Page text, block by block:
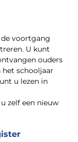
voortgang
U kunt
ouders
het schooljaar
u lezen in
zelf een nieuw